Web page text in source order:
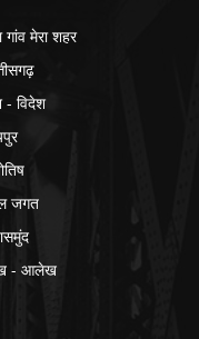
गांव मेरा शहर
- विदेश
जगत
- आलेख